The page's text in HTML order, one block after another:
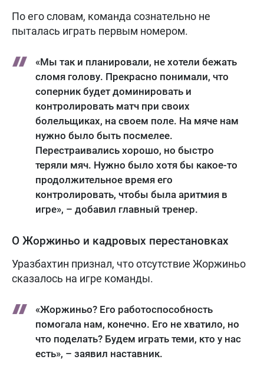
По его словам, команда сознательно не
пыталась играть первым номером.
«Мы так и планировали, не хотели бежать
сломя голову. Прекрасно понимали, что
соперник будет доминировать и
контролировать матч при своих
болельщиках, на своем поле. На мяче нам
нужно было быть посмелее.
Перестраивались хорошо, но быстро
теряли мяч. Нужно было хотя бы какое-то
продолжительное время его
контролировать, чтобы была аритмия в
игре», – добавил главный тренер.
О Жоржиньо и кадровых перестановках
Уразбахтин признал, что отсутствие Жоржиньо
сказалось на игре команды.
«Жоржиньо? Его работоспособность
помогала нам, конечно. Его не хватило, но
что поделать? Будем играть теми, кто у нас
есть», – заявил наставник.